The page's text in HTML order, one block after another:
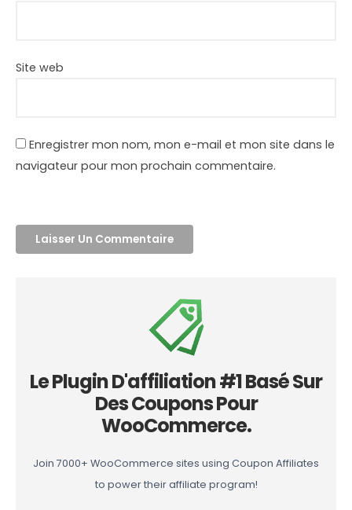
Site web
Enregistrer mon nom, mon e-mail et mon site dans le
navigateur pour mon prochain commentaire.
Le Plugin D'affiliation #1 Basé Sur
Des Coupons Pour
WooCommerce.
Join 7000+ WooCommerce sites using Coupon Affiliates
to power their affiliate program!